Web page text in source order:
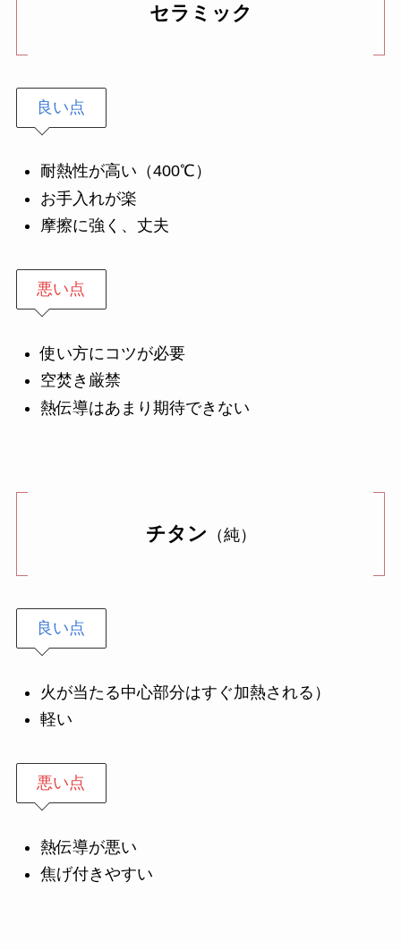
セラミック
良い点
耐熱性が高い（400℃）
お手入れが楽
摩擦に強く、丈夫
悪い点
使い方にコツが必要
空焚き厳禁
熱伝導はあまり期待できない
チタン （純）
良い点
火が当たる中心部分はすぐ加熱される）
軽い
悪い点
熱伝導が悪い
焦げ付きやすい